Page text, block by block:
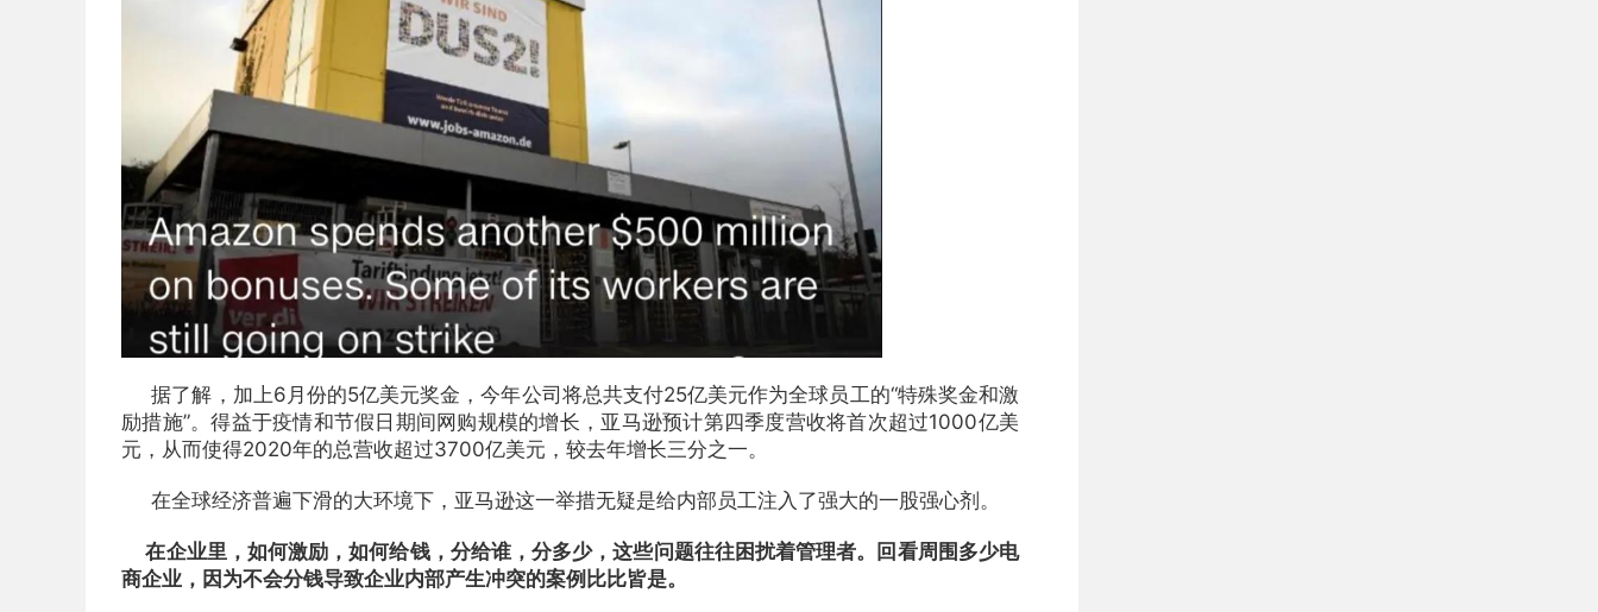
据了解，加上6月份的5亿美元奖金，今年公司将总共支付25亿美元作为全球员工的“特殊奖金和激
励措施”。得益于疫情和节假日期间网购规模的增长，亚马逊预计第四季度营收将首次超过1000亿美
元，从而使得2020年的总营收超过3700亿美元，较去年增长三分之一。
在全球经济普遍下滑的大环境下，亚马逊这一举措无疑是给内部员工注入了强大的一股强心剂。
在企业里，如何激励，如何给钱，分给谁，分多少，这些问题往往困扰着管理者。回看周围多少电
商企业，因为不会分钱导致企业内部产生冲突的案例比比皆是。